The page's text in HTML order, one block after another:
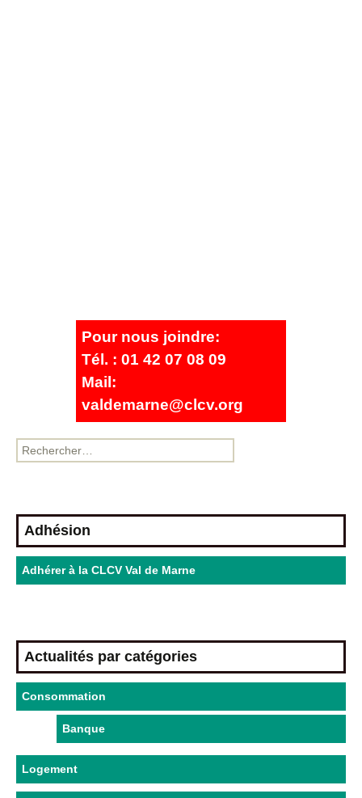
Pour nous joindre:
Tél. : 01 42 07 08 09
Mail:
valdemarne@clcv.org
Adhésion
Adhérer à la CLCV Val de Marne
Actualités par catégories
Consommation
Banque
Logement